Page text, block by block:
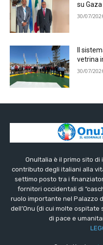
su
30/07/
Il
vetrina
30/07/
OnuItalia è il primo sito
contributo degli italiani alla
settimo posto tra i
fornitori occidentali di
ruolo importante nel Palazzo
dell’Onu (di cui molte
di pace e